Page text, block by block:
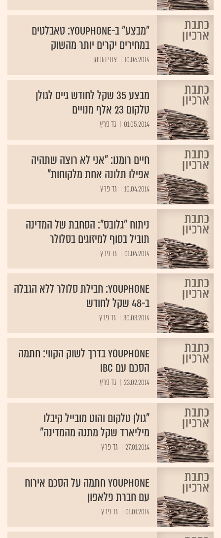
"מבצע" ב-Youphone: טאבלטים
במחירים יקרים יותר מהשוק
10.06.2014 צחי הופמן
מבצע 35 שקל לחודש גייס לגולן
טלקום 23 אלף מנויים
01.05.2014 גד פרץ
חיים רומנו: "אני לא רוצה שתהיה
אפילו תלונה אחת מלקוחות"
10.04.2014 גד פרץ
ניתוח "גלובס": הסחבת של המדינה
תוביל בסוף למיזוגים בסלולר
01.04.2014 גד פרץ
YouPhone: חבילת סלולר ללא הגבלה
ב-48 שקל לחודש
30.03.2014 גד פרץ
YouPhone בדרך לשוק הקווי: חתמה
הסכם עם IBC
23.02.2014 גד פרץ
"גולן טלקום והוט מובייל קיבלו
מיליארד שקל מתנה מהמדינה"
27.01.2014 גד פרץ
YouPhone חתמה על הסכם אירוח
עם חברת פלאפון
01.01.2014 גד פרץ